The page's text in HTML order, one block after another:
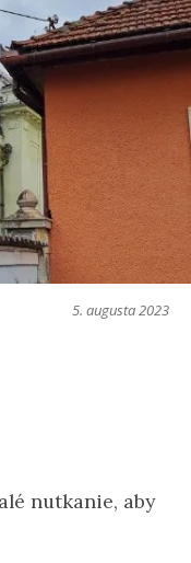
5. augusta 2023
nutkanie, aby